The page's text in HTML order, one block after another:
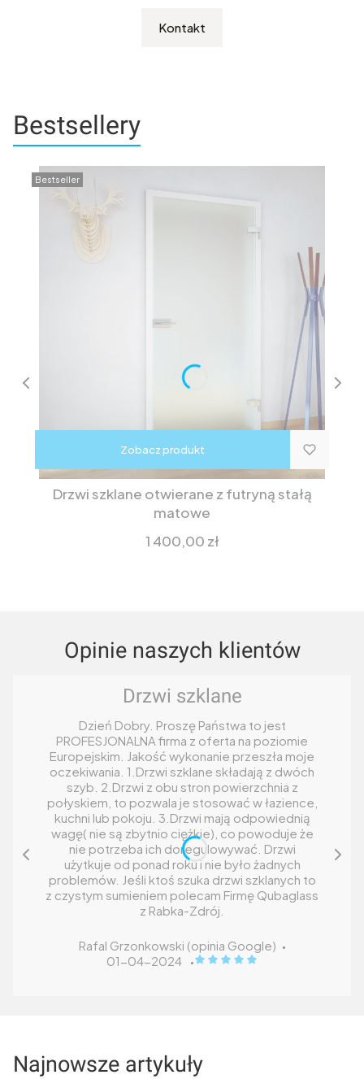
Kontakt
Bestsellery
Bestseller
Zobacz produkt
Drzwi szklane otwierane z futryną stałą
matowe
Cena
1 400,00 zł
Opinie naszych klientów
Drzwi szklane
Dzień Dobry. Proszę Państwa to jest
PROFESJONALNA firma z oferta na poziomie
Europejskim. Jakość wykonanie przeszła moje
oczekiwania. 1.Drzwi szklane składają z dwóch
szyb. 2.Drzwi z obu stron powierzchnia z
połyskiem, to pozwala je stosować w łazience,
kuchni lub pokoju. 3.Drzwi mają odpowiednią
wagę( nie są zbytnio ciężkie), co powoduje że
nie potrzeba ich doregulowywać. Drzwi
użytkuje od ponad roku i nie było żadnych
problemów. Jeśli ktoś szuka drzwi szklanych to
z czystym sumieniem polecam Firmę Qubaglass
z Rabka-Zdrój.
Rafal Grzonkowski (opinia Google)
01-04-2024Rafal Grzonkowski (opinia
Najnowsze artykuły